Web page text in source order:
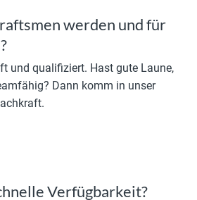
werden und für
und qualifiziert. Hast gute Laune,
Dann komm in unser